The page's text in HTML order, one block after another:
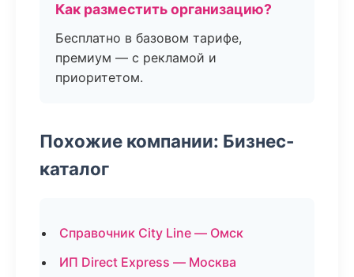
Как разместить организацию?
Бесплатно в базовом тарифе,
премиум — с рекламой и
приоритетом.
Похожие компании: Бизнес-
каталог
Справочник City Line — Омск
ИП Direct Express — Москва